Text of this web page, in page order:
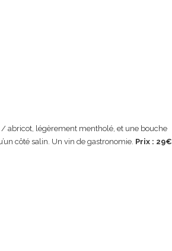
abricot, légèrement mentholé, et une bouche
côté salin. Un vin de gastronomie. Prix : 29€